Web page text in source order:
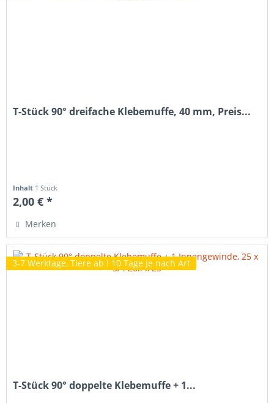
T-Stück 90° dreifache Klebemuffe, 40 mm, Preis...
Inhalt 1 Stück
2,00 € *
Merken
3-7 Werktage, Tiere ab ! 10 Tage je nach Art
T-Stück 90° doppelte Klebemuffe + 1...